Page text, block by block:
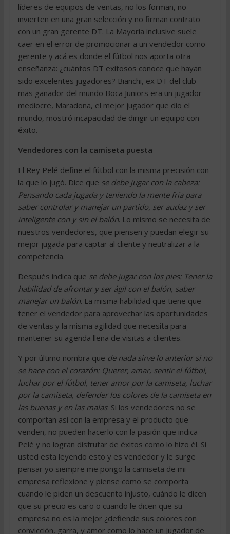
líderes de equipos de ventas, no los forman, no
invierten en una gran selección y no firman contrato
con un gran gerente DT. La Mayoría inclusive suele
caer en el error de promocionar a un vendedor como
gerente y acá es donde el fútbol nos aporta otra
enseñanza: ¿cuántos DT exitosos conoce que hayan
sido excelentes jugadores? Bianchi, ex DT del club
mas ganador del mundo Boca Juniors era un jugador
mediocre, Maradona, el mejor jugador que dio el
mundo, mostró incapacidad de dirigir un equipo con
éxito.
Vendedores con la camiseta puesta
El Rey Pelé define el fútbol con la misma precisión con
la que lo jugó. Dice que se debe jugar con la cabeza:
Pensando cada jugada y teniendo la mente fría para
saber controlar y manejar un partido, ser audaz y ser
inteligente con y sin el balón. Lo mismo se necesita de
nuestros vendedores, que piensen y puedan elegir su
mejor jugada para captar al cliente y neutralizar a la
competencia.
Después indica que se debe jugar con los pies: Tener la
habilidad de afrontar y ser ágil con el balón, saber
manejar un balón. La misma habilidad que tiene que
tener el vendedor para aprovechar las oportunidades
de ventas y la misma agilidad que necesita para
mantener su agenda llena de visitas a clientes.
Y por último nombra que de nada sirve lo anterior si no
se hace con el corazón: Querer, amar, sentir el fútbol,
luchar por el fútbol, tener amor por la camiseta, luchar
por la camiseta, defender los colores de la camiseta en
las buenas y en las malas. Si los vendedores no se
comportan así con la empresa y el producto que
venden, no pueden hacerlo con la pasión que indica
Pelé y no logran disfrutar de éxitos como lo hizo él. Si
usted esta leyendo esto y es vendedor y le surge
pensar yo siempre me pongo la camiseta de mi
empresa reflexione y piense como se comporta
cuando le piden un descuento injusto, cuándo le dicen
que su precio es caro o cuando le dicen que su
empresa no es la mejor ¿defiende sus colores con
convicción, garra, y amor como lo hace un jugador de